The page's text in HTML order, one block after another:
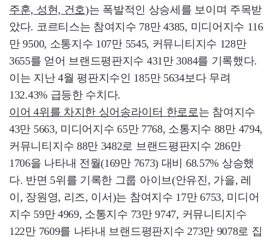
주훈, 성현, 건호)는 폭발적인 상승세를 보이며 주목받
았다. 코르티스는 참여지수 78만 4385, 미디어지수 116
만 9500, 소통지수 107만 5545, 커뮤니티지수 128만
3655를 얻어 브랜드평판지수 431만 3084를 기록했다.
이는 지난 4월 평판지수인 185만 5634보다 무려
132.43% 급등한 수치다.
이어 4위를 차지한 싱어송라이터 한로로 는 참여지수
43만 5663, 미디어지수 65만 7768, 소통지수 88만 4794,
커뮤니티지수 88만 3482로 브랜드평판지수 286만
1706을 나타내 전월(169만 7673) 대비 68.57% 상승했
다. 반면 5위를 기록한 그룹 아이브(안유진, 가을, 레
이, 장원영, 리즈, 이서)는 참여지수 17만 6753, 미디어
지수 59만 4969, 소통지수 73만 9747, 커뮤니티지수
122만 7609를 나타내 브랜드평판지수 273만 9078로 집